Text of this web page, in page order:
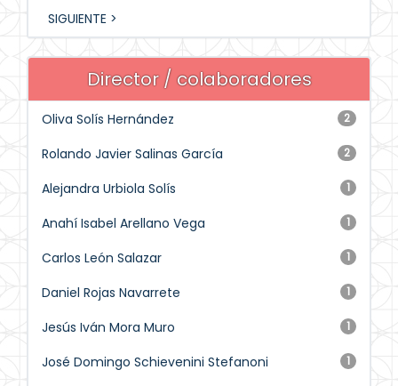
SIGUIENTE >
Director / colaboradores
2
Oliva Solís Hernández
2
Rolando Javier Salinas García
1
Alejandra Urbiola Solís
1
Anahí Isabel Arellano Vega
1
Carlos León Salazar
1
Daniel Rojas Navarrete
1
Jesús Iván Mora Muro
1
José Domingo Schievenini Stefanoni